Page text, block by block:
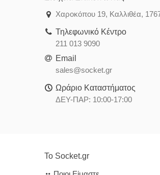
Χαροκόπου 19, Καλλιθέα,
Τηλεφωνικό Κέντρο
211 013 9090
Email
sales@socket.gr
Ωράριο Καταστήματος
ΔΕΥ-ΠΑΡ: 10:00-17:00
Το Socket.gr